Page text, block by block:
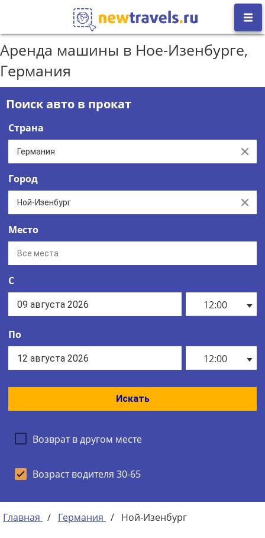
Аренда машины в Ное-Изенбурге,
Германия
Поиск авто в прокат
Страна
Clear
Город
Clear
Место
С
12:00
По
12:00
Искать
Возврат в другом месте
Возраст водителя 30-65
Главная / Германия / Ной-Изенбург